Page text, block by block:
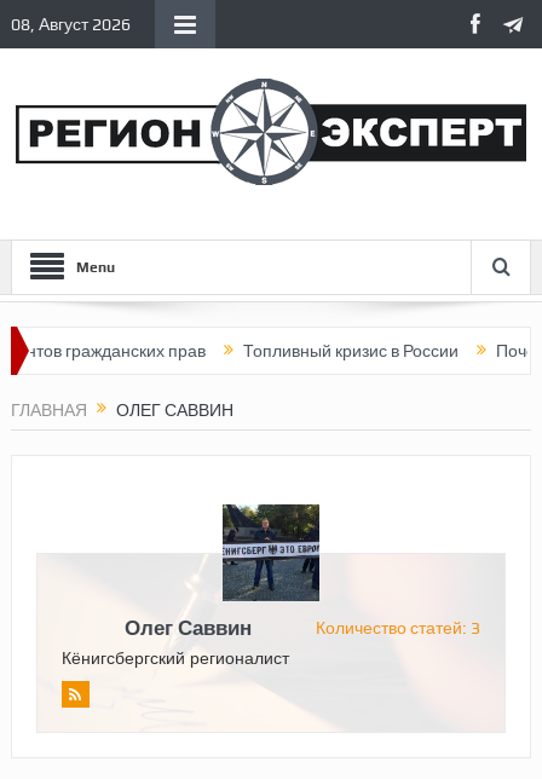
08, Август 2026
Menu
гражданских прав Топливный кризис в России Почему
ГЛАВНАЯ ОЛЕГ САВВИН
Олег Саввин Количество статей: 3
Кёнигсбергский регионалист